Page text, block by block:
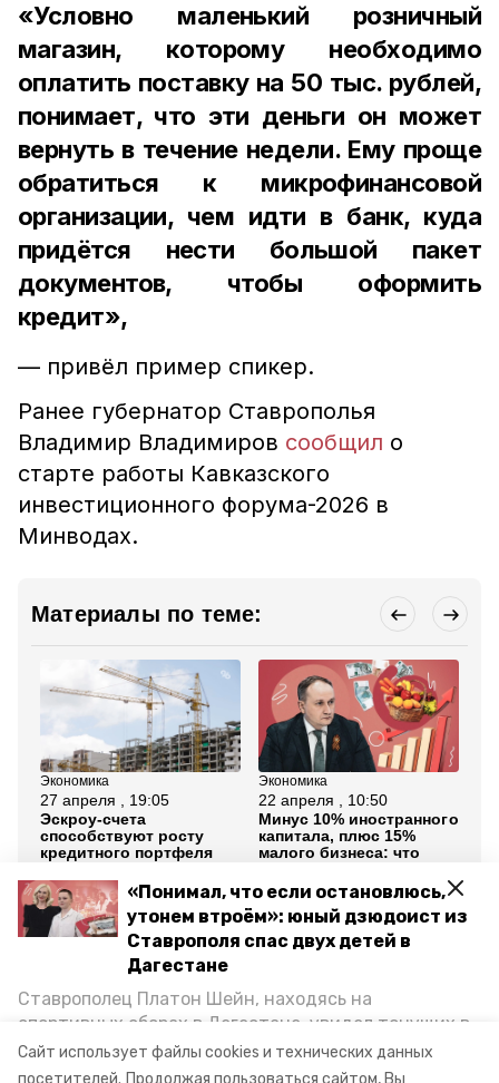
Сайт использует файлы cookies и технических данных
посетителей. Продолжая пользоваться сайтом, Вы
«Понимал, что если остановлюсь,
утонем втроём»: юный дзюдоист из
Ставрополя спас двух детей в
Дагестане
Ставрополец Платон Шейн, находясь на
спортивных сборах в Дегестане, увидел тонущих в
Каспийском море детей и бросился на помощь. По
возвращении домой, отважного мальчика
«Условно маленький розничный
магазин, которому необходимо
оплатить поставку на 50 тыс. рублей,
понимает, что эти деньги он может
вернуть в течение недели. Ему проще
обратиться к микрофинансовой
организации, чем идти в банк, куда
придётся нести большой пакет
документов, чтобы оформить
кредит»,
— привёл пример спикер.
Ранее губернатор Ставрополья
Владимир Владимиров сообщил о
старте работы Кавказского
инвестиционного форума-2026 в
Минводах.
Материалы по теме:
Экономика
27 апреля , 19:05
Эскроу-счета
способствуют росту
кредитного портфеля
Экономика
22 апреля , 10:50
Минус 10% иностранного
капитала, плюс 15%
малого бизнеса: что
экономикой на
Ставрополье
Все новости
ставропольский край микрофинансирование
предприниматели